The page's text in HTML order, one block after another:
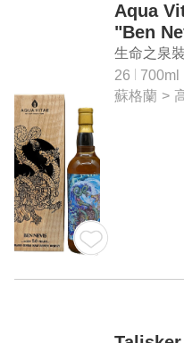
Aqua
"Ben
Years
Scotch
生命之泉
「班尼富
忌
26
700ml
蘇格蘭 >